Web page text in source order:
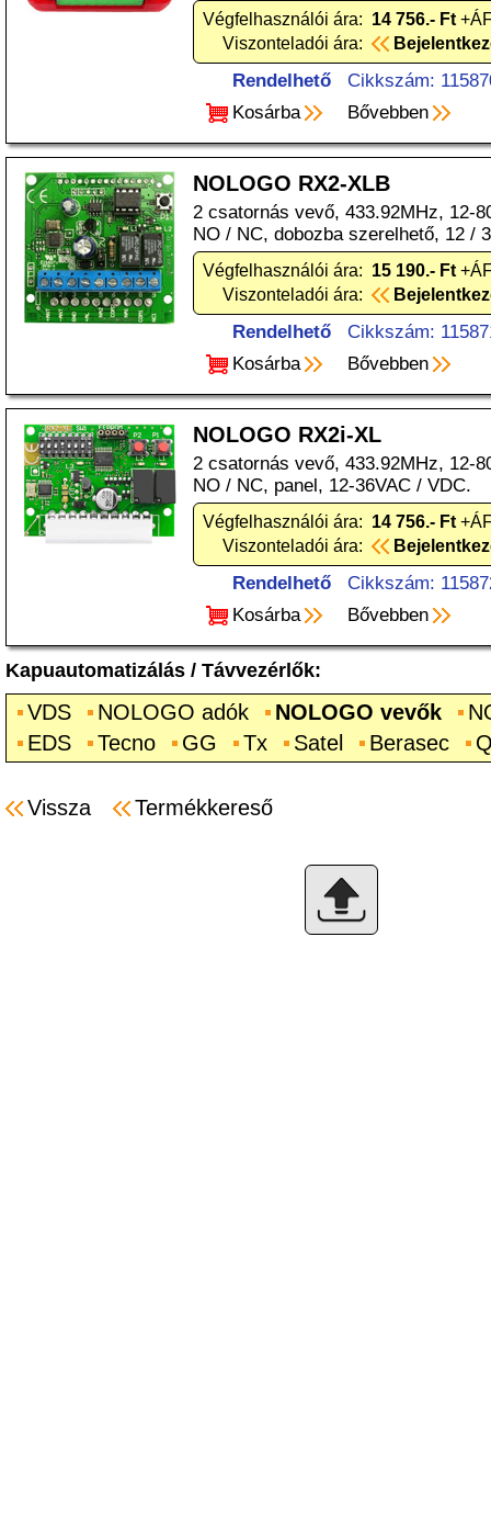
Végfelhasználói ára: 14 756.- Ft
Viszonteladói ára:
Rendelhető
Cikkszám:
Kosárba
Bővebben
NOLOGO RX2-XLB
2 csatornás vevő, 433.92MHz, 12-
NO / NC, dobozba szerelhető, 12 /
Végfelhasználói ára: 15 190.- Ft
Viszonteladói ára:
Rendelhető
Cikkszám:
Kosárba
Bővebben
NOLOGO RX2i-XL
2 csatornás vevő, 433.92MHz, 12-
NO / NC, panel, 12-36VAC / VDC.
Végfelhasználói ára: 14 756.- Ft
Viszonteladói ára:
Rendelhető
Cikkszám:
Kosárba
Bővebben
Kapuautomatizálás / Távvezérlők:
VDS NOLOGO adók NOLOGO vevők
EDS
Tecno GG Tx Satel Berasec
Vissza Termékkereső